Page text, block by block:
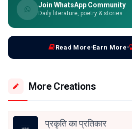
Join WhatsApp Community
Daily literature, poetry & stories
Read More Earn More
More Creations
प्रकृति का प्रतिकार